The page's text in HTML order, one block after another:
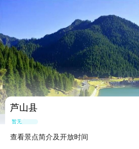
芦山县
暂无点评
查看景点简介及开放时间